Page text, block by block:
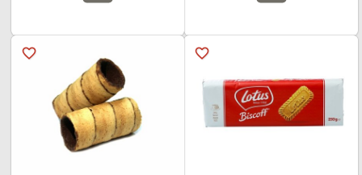
favorite_border
favorite_border